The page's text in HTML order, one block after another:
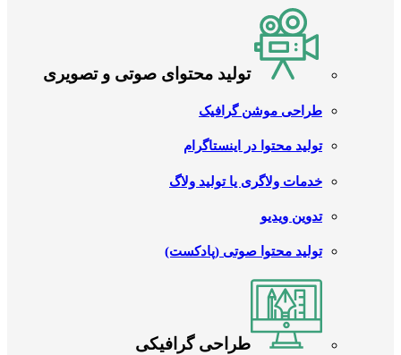
تولید محتوای صوتی و تصویری
طراحی موشن گرافیک
تولید محتوا در اینستاگرام
خدمات ولاگری یا تولید ولاگ
تدوین ویدیو
تولید محتوا صوتی (پادکست)
طراحی گرافیکی